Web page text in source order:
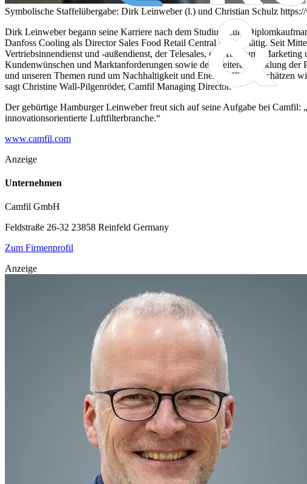
Symbolische Staffelübergabe: Dirk Leinweber (l.) und Christian Schulz
Dirk Leinweber begann seine Karriere nach dem Studium zum
Danfoss Cooling als Director Sales Food Retail Central Europe tätig. Seit
Vertriebsinnendienst und -außendienst, der Telesales, die Abteilung
Kundenwünschen und Marktanforderungen sowie der Weiterentwicklung
und unseren Themen rund um Nachhaltigkeit und Energieeffizienz schätzen
sagt Christine Wall-Pilgenröder, Camfil Managing Director.
Der gebürtige Hamburger Leinweber freut sich auf seine Aufgabe bei
innovationsorientierte Luftfilterbranche.“
www.camfil.com
Anzeige
Unternehmen
Camfil GmbH
Feldstraße 26-32 23858 Reinfeld Germany
Zum Firmenprofil
Anzeige